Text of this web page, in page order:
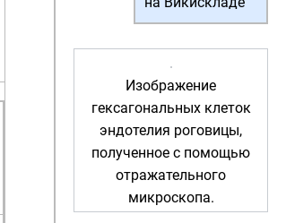
Изображение
гексагональных клеток
эндотелия роговицы,
полученное с помощью
отражательного
микроскопа.